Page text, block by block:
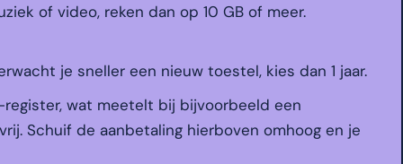
of video, reken dan op 10 GB of meer.
je sneller een nieuw toestel, kies dan 1 jaar.
wat meetelt bij bijvoorbeeld een
Schuif de aanbetaling hierboven omhoog en je